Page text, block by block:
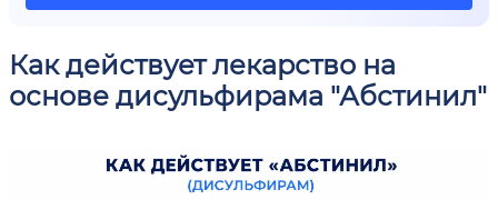
Как действует лекарство на
основе дисульфирама "Абстинил"